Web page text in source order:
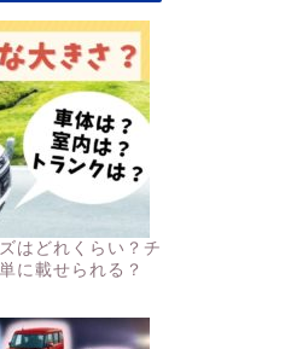
はどれくらい？チ
に載せられる？